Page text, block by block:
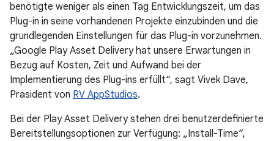
benötigte weniger als einen Tag Entwicklungszeit, um das
Plug-in in seine vorhandenen Projekte einzubinden und die
grundlegenden Einstellungen für das Plug-in vorzunehmen.
„Google Play Asset Delivery hat unsere Erwartungen in
Bezug auf Kosten, Zeit und Aufwand bei der
Implementierung des Plug-ins erfüllt“, sagt Vivek Dave,
Präsident von RV AppStudios.
Bei der Play Asset Delivery stehen drei benutzerdefinierte
Bereitstellungsoptionen zur Verfügung: „Install-Time“,